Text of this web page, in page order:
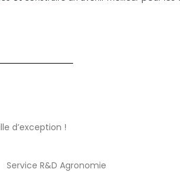
d’exception !
Service R&D Agronomie